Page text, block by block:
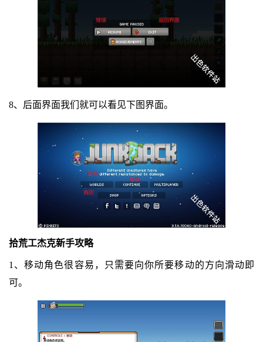
8、后面界面我们就可以看见下图界面。
拾荒工杰克新手攻略
1、移动角色很容易，只需要向你所要移动的方向滑动即
可。